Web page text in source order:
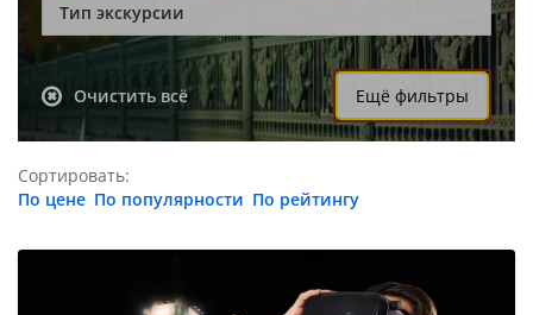
Тип экскурсии
Очистить всё Ещё фильтры
Сортировать:
По цене По популярности По рейтингу